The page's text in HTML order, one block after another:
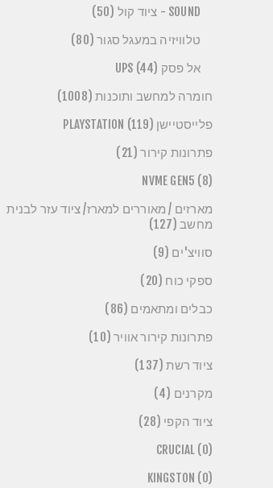
SOUND - ציוד קול (50)
טלוויזיה במעגל סגור (80)
אל פסק UPS (44)
חומרה למחשב ותוכנות (1008)
פלייסטיישן PLAYSTATION (119)
פתרונות קירור (21)
NVME GEN5 (8)
מארזים / מאוררים למארז/ ציוד עזר לבנית
מחשב (127)
סוויצ'ים (9)
ספקי כוח (20)
כבלים ומתאמים (86)
פתרונות קירור אוויר (10)
ציוד רשת (137)
מקרנים (4)
ציוד הקפי (28)
CRUCIAL (0)
KINGSTON (0)